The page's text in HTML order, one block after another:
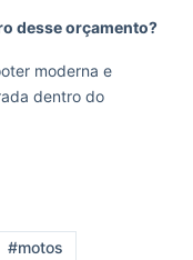
desse orçamento?
moderna e
dentro do
#motos